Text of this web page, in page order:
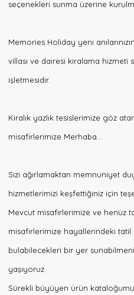
Yap
+90
(530)
730
4148
MUĞLA
seçenekleri sunma üzerine
Memories Holiday yeni
villası ve dairesi kiralama hizmeti
işletmesidir.
Kiralık yazlık tesislerimize göz
misafirlerimize Merhaba…
Sizi ağırlamaktan memnuniyet
hizmetlerimizi keşfettiğiniz için
Mevcut misafirlerimize ve henüz
misafirlerimize hayallerindeki
bulabilecekleri bir yer
yaşıyoruz.
Sürekli büyüyen ürün